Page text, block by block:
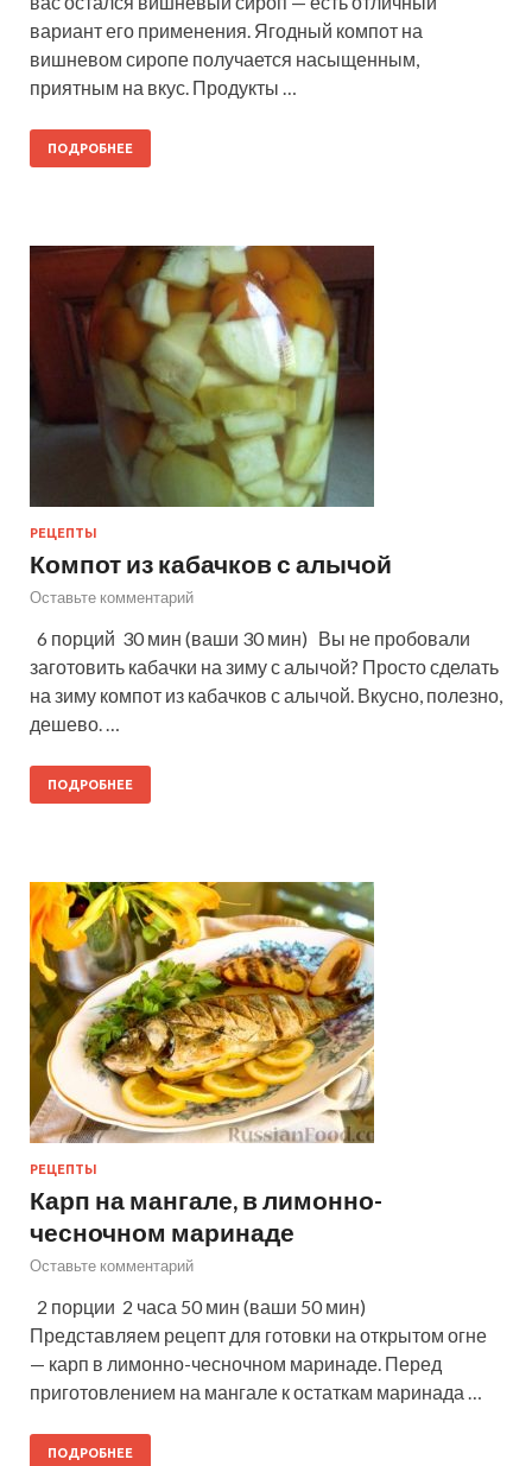
вариант его применения. Ягодный компот на
вишневом сиропе получается насыщенным,
приятным на вкус. Продукты …
ПОДРОБНЕЕ
РЕЦЕПТЫ
Компот из кабачков с алычой
Оставьте комментарий
6 порций 30 мин (ваши 30 мин) Вы не пробовали
заготовить кабачки на зиму с алычой? Просто сделать
на зиму компот из кабачков с алычой. Вкусно, полезно,
дешево. …
ПОДРОБНЕЕ
РЕЦЕПТЫ
Карп на мангале, в лимонно-
чесночном маринаде
Оставьте комментарий
2 порции 2 часа 50 мин (ваши 50 мин)
Представляем рецепт для готовки на открытом огне
— карп в лимонно-чесночном маринаде. Перед
приготовлением на мангале к остаткам маринада …
ПОДРОБНЕЕ